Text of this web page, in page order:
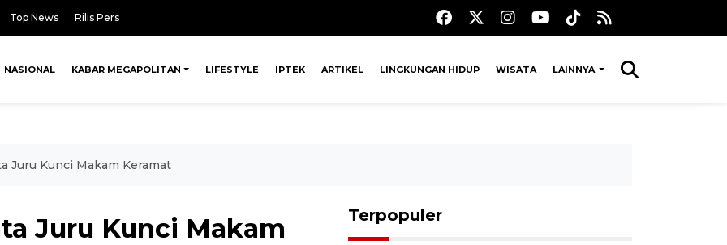
Top News Rilis Pers
NASIONAL KABAR MEGAPOLITAN LIFESTYLE IPTEK ARTIKEL LINGKUNGAN HIDUP WISATA LAINNYA
Juru Kunci Makam Keramat
Juru Kunci Makam Terpopuler